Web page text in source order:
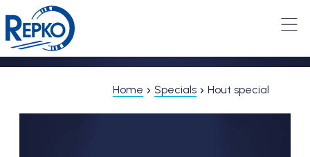
Home Specials Hout special